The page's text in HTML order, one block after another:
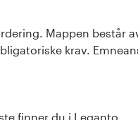
Mappen består
krav.
finner du i Leganto